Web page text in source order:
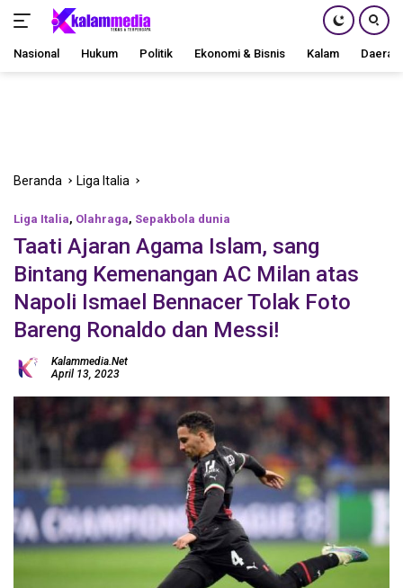
Nasional Hukum Politik Ekonomi & Bisnis Kalam Daerah
Beranda Liga Italia
Liga Italia, Olahraga, Sepakbola dunia
Taati Ajaran Agama Islam, sang
Bintang Kemenangan AC Milan atas
Napoli Ismael Bennacer Tolak Foto
Bareng Ronaldo dan Messi!
Kalammedia.net
April 13, 2023